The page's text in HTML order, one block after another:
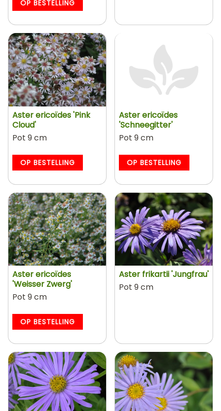
OP BESTELLING
Aster ericoïdes 'Pink
Cloud'
Pot 9 cm
OP BESTELLING
Aster ericoïdes
'Schneegitter'
Pot 9 cm
OP BESTELLING
Aster ericoïdes
'Weisser Zwerg'
Pot 9 cm
OP BESTELLING
Aster frikartii 'Jungfrau'
Pot 9 cm